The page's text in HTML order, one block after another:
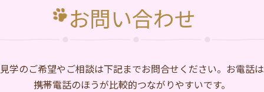
お問い合わせ
⾒学のご希望やご相談は下記までお問合せください。お電話は
携帯電話のほうが比較的つながりやすいです。